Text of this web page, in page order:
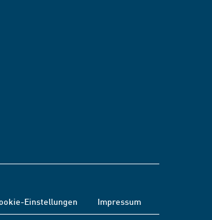
Einstellungen Impressum